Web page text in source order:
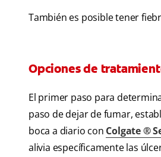
También es posible tener
Opciones de
El primer paso para
paso de dejar de fumar,
boca a diario con Colgate ®
alivia específicamente las